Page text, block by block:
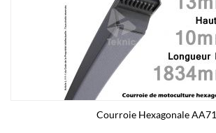
Courroie Hexagonale AA71